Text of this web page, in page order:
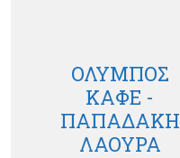
ΟΛΥΜΠΟΣ
ΚΑΦΕ -
ΠΑΠΑΔΑΚΗ
ΛΑΟΥΡΑ